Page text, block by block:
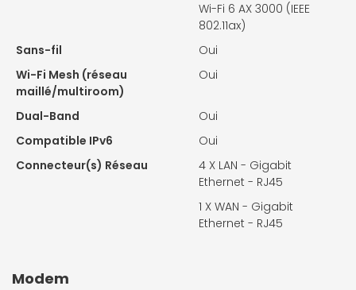
Wi-Fi 6 AX 3000 (IEEE
802.11ax)
Sans-fil
Oui
Wi-Fi Mesh (réseau
maillé/multiroom)
Oui
Dual-Band
Oui
Compatible IPv6
Oui
Connecteur(s) Réseau
4 X LAN - Gigabit
Ethernet - RJ45
1 X WAN - Gigabit
Ethernet - RJ45
Modem